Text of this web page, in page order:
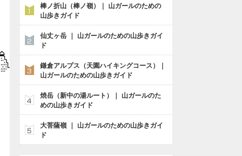
棒ノ折山（棒ノ嶺）｜ 山ガールのための
山歩きガイド
仙丈ヶ岳 ｜ 山ガールのための山歩きガイ
ド
鎌倉アルプス（天園ハイキングコース）｜
山ガールのための山歩きガイド
焼岳（新中の湯ルート）｜ 山ガールのた
めの山歩きガイド
大菩薩嶺 ｜ 山ガールのための山歩きガイ
ド